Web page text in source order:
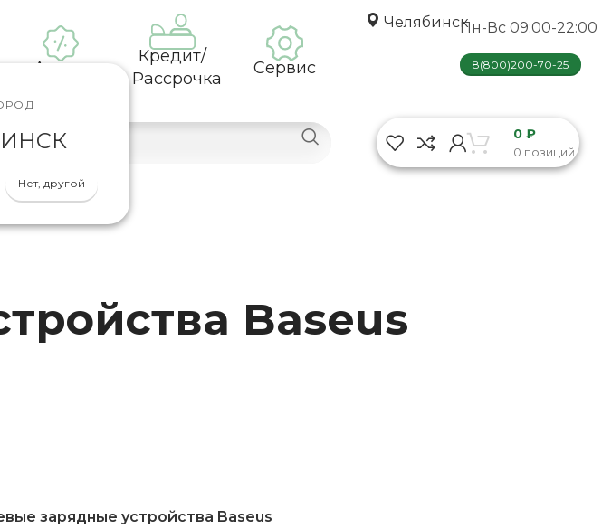
Акции
Кредит/
Рассрочка
Сервис
Челябинск
Нет, другой
Пн-Вс 09:00-22:00
8(800)200-70-25
0 позиций
0 ₽
Baseus
зарядные устройства Baseus